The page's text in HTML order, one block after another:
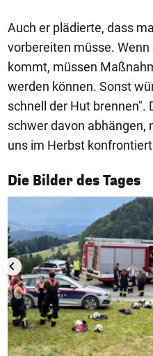
Auch er plädierte, dass
vorbereiten müsse.
kommt, müssen
werden können. Sonst
schnell der Hut brennen".
schwer davon abhängen,
uns im Herbst
Die Bilder des Tages
1/50